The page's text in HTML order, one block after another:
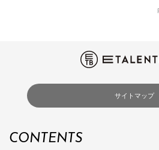
サイトマップ
CONTENTS